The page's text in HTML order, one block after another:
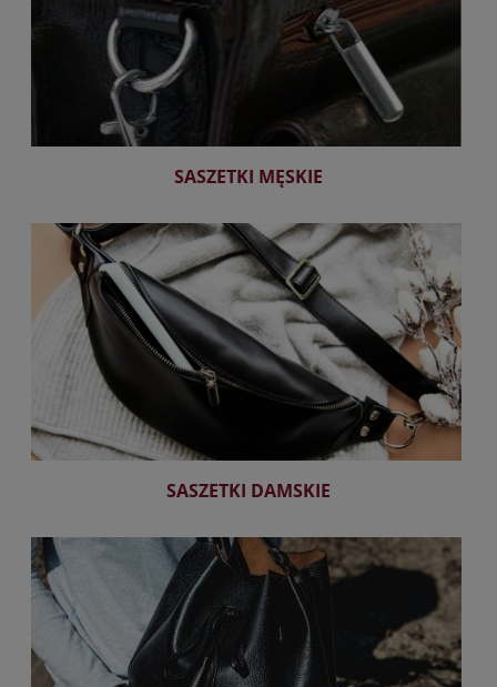
SASZETKI MĘSKIE
SASZETKI DAMSKIE